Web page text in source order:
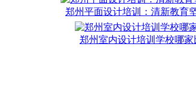
郑州平面设计培训：清新教育
郑州室内设计培训学校哪家